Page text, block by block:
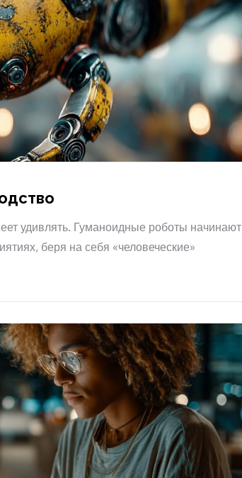
удивлять. Гуманоидные роботы начинают
беря на себя «человеческие»